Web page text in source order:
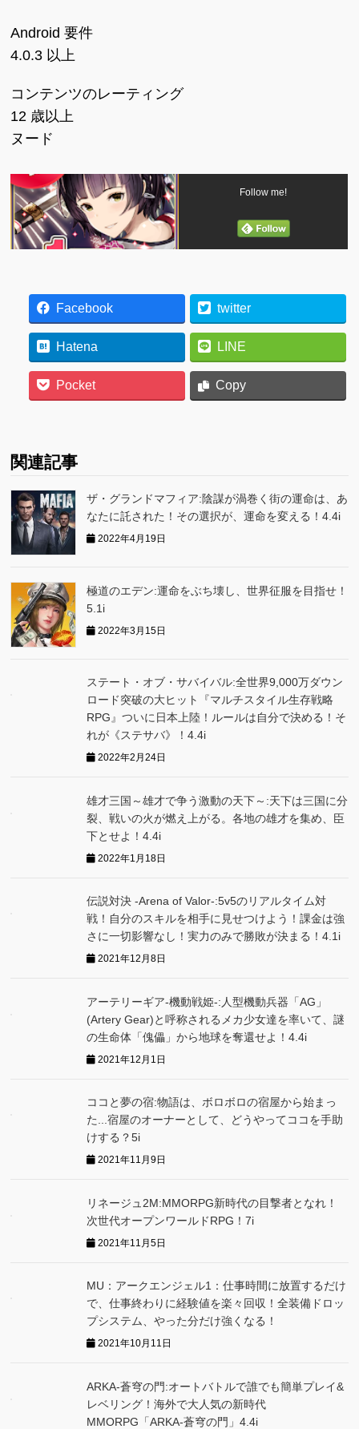
Android 要件
4.0.3 以上
コンテンツのレーティング
12 歳以上
ヌード
Follow me!
Facebook twitter
Hatena LINE
Pocket Copy
関連記事
ザ・グランドマフィア:陰謀が渦巻く街の運命は、あ
なたに託された！その選択が、運命を変える！4.4i
2022年4月19日
極道のエデン:運命をぶち壊し、世界征服を目指せ！
5.1i
2022年3月15日
ステート・オブ・サバイバル:全世界9,000万ダウン
ロード突破の大ヒット『マルチスタイル生存戦略
RPG』ついに日本上陸！ルールは自分で決める！そ
れが《ステサバ》！4.4i
2022年2月24日
雄才三国～雄才で争う激動の天下～:天下は三国に分
裂、戦いの火が燃え上がる。各地の雄才を集め、臣
下とせよ！4.4i
2022年1月18日
伝説対決 -Arena of Valor-:5v5のリアルタイム対
戦！自分のスキルを相手に見せつけよう！課金は強
さに一切影響なし！実力のみで勝敗が決まる！4.1i
2021年12月8日
アーテリーギア-機動戦姫-:人型機動兵器「AG」
(Artery Gear)と呼称されるメカ少女達を率いて、謎
の生命体「傀儡」から地球を奪還せよ！4.4i
2021年12月1日
ココと夢の宿:物語は、ボロボロの宿屋から始まっ
た...宿屋のオーナーとして、どうやってココを手助
けする？5i
2021年11月9日
リネージュ2M:MMORPG新時代の目撃者となれ！
次世代オープンワールドRPG！7i
2021年11月5日
MU：アークエンジェル1：仕事時間に放置するだけ
で、仕事終わりに経験値を楽々回収！全装備ドロッ
プシステム、やった分だけ強くなる！
2021年10月11日
ARKA‐蒼穹の門:オートバトルで誰でも簡単プレイ&
レベリング！海外で大人気の新時代
MMORPG「ARKA‐蒼穹の門」4.4i